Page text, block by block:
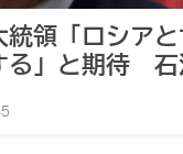
領「ロシア
る」と期待 石